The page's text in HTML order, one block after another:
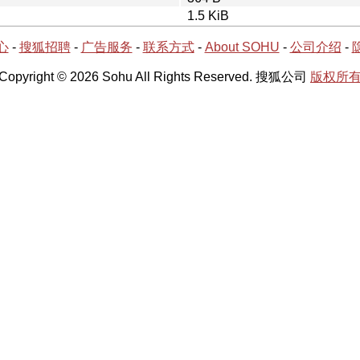
1.5 KiB
- 搜狐招聘- 广告服务 - 联系方式- About SOHU - 公司介绍 -
© 2026 Sohu All Rights Reserved. 搜狐公司 版权所